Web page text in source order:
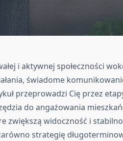
i aktywnej społeczności
świadome
przeprowadzi Cię przez
do angażowania
zwiększą widoczność i
strategię